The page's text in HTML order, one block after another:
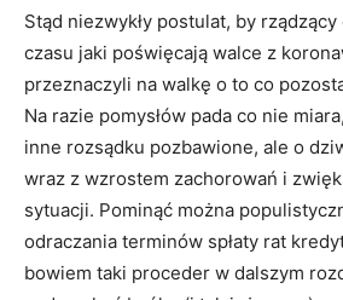
Stąd niezwykły postulat, by
czasu jaki poświęcają walce z
przeznaczyli na walkę o to co
Na razie pomysłów pada co nie
inne rozsądku pozbawione, ale o
wraz z wzrostem zachorowań i
sytuacji. Pominąć można
odraczania terminów spłaty rat
bowiem taki proceder w dalszym